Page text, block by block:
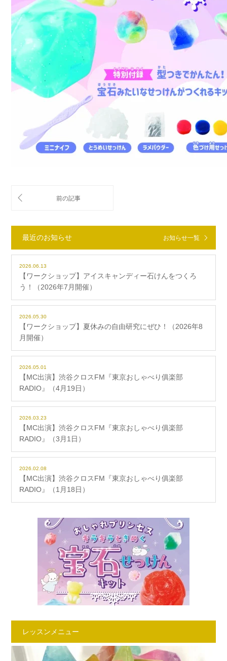
最近のお知らせ お知らせ一覧
2026.06.13
【ワークショップ】アイスキャンディー石けんをつくろ
う！（2026年7月開催）
2026.05.30
【ワークショップ】夏休みの自由研究にぜひ！（2026年8
月開催）
2026.05.01
【MC出演】渋谷クロスFM『東京おしゃべり俱楽部
RADIO』（4月19日）
2026.03.23
【MC出演】渋谷クロスFM『東京おしゃべり俱楽部
RADIO』（3月1日）
2026.02.08
【MC出演】渋谷クロスFM『東京おしゃべり俱楽部
RADIO』（1月18日）
レッスンメニュー